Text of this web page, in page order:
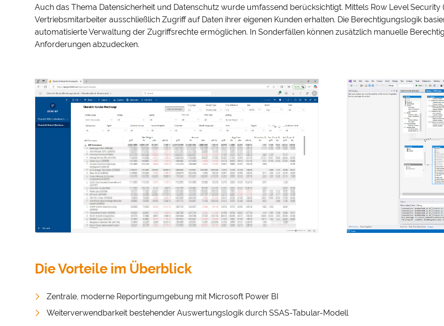
Auch das Thema Datensicherheit und Datenschutz wurde umfassend berücksichtigt. Mittels Row Level Security
Vertriebsmitarbeiter ausschließlich Zugriff auf Daten ihrer eigenen Kunden erhalten. Die Berechtigungslogik
automatisierte Verwaltung der Zugriffsrechte ermöglichen. In Sonderfällen können zusätzlich manuelle
Anforderungen abzudecken.
Die Vorteile im Überblick
Zentrale, moderne Reportingumgebung mit Microsoft Power BI
Weiterverwendbarkeit bestehender Auswertungslogik durch SSAS-Tabular-Modell
Cookie- & Datenschutz­einstellungen
Mit Ihrer Zustimmung möchten wir Google Analytics (anonymisierte
Besucherstatistik), Google Maps (Routenplanung) und YouTube (Videos)
Vielen Dank.